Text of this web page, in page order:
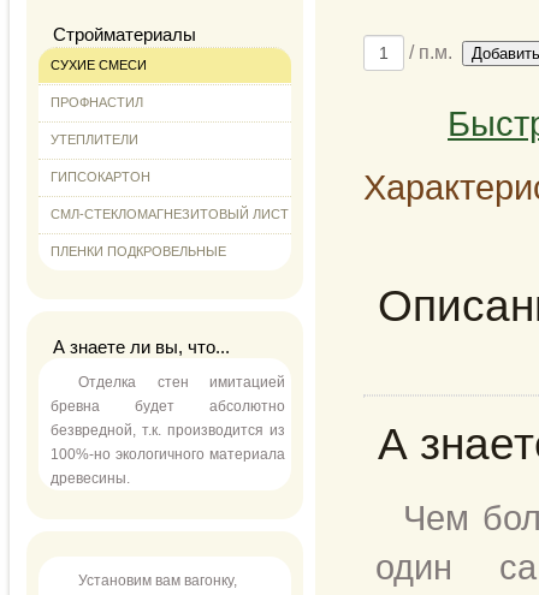
Стройматериалы
СУХИЕ СМЕСИ
ПРОФНАСТИЛ
УТЕПЛИТЕЛИ
ГИПСОКАРТОН
СМЛ-СТЕКЛОМАГНЕЗИТОВЫЙ ЛИСТ
ПЛЕНКИ ПОДКРОВЕЛЬНЫЕ
А знаете ли вы, что...
Отделка стен имитацией
бревна будет абсолютно
безвредной, т.к. производится из
100%-но экологичного материала
древесины.
Установим вам вагонку,
/ п.м.
А
Чем
один